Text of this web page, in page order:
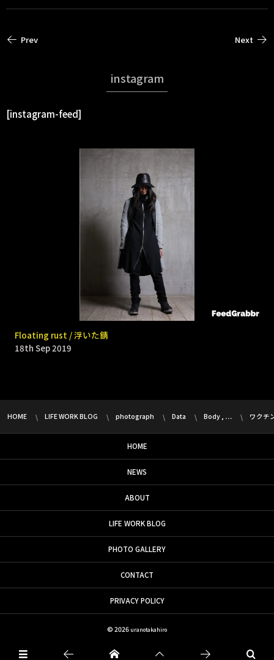
Prev Next
instagram
[instagram-feed]
9331 _ Bomb rain
18th Sep 2019
Floating rust / 浮いた錆
18th Sep 2019
HOME LIFE WORK BLOG photograph Data Body , … ワクチ
HOME
NEWS
ABOUT
LIFE WORK BLOG
PHOTO GALLERY
CONTACT
PRIVACY POLICY
© 2026 uranotakahiro